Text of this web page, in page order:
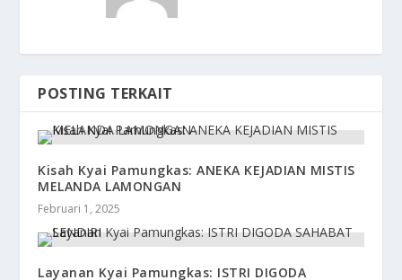
POSTING TERKAIT
Kisah Kyai Pamungkas: ANEKA KEJADIAN MISTIS
MELANDA LAMONGAN
Februari 1, 2025
Layanan Kyai Pamungkas: ISTRI DIGODA